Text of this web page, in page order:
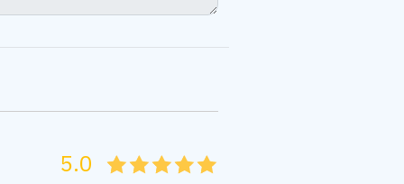
45
4
35
3
25
2
15
1
05
5.0